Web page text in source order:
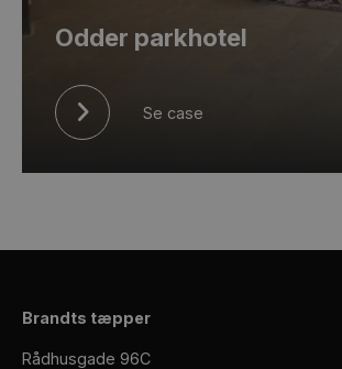
Odder parkhotel
Se case
Brandts tæpper
Rådhusgade 96C